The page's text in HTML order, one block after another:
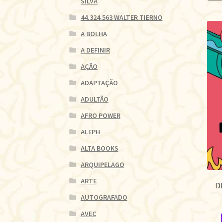
44.324.563 WALTER TIERNO
A BOLHA
A DEFINIR
AÇÃO
ADAPTAÇÃO
ADULTÃO
AFRO POWER
ALEPH
ALTA BOOKS
ARQUIPELAGO
ARTE
AUTOGRAFADO
AVEC